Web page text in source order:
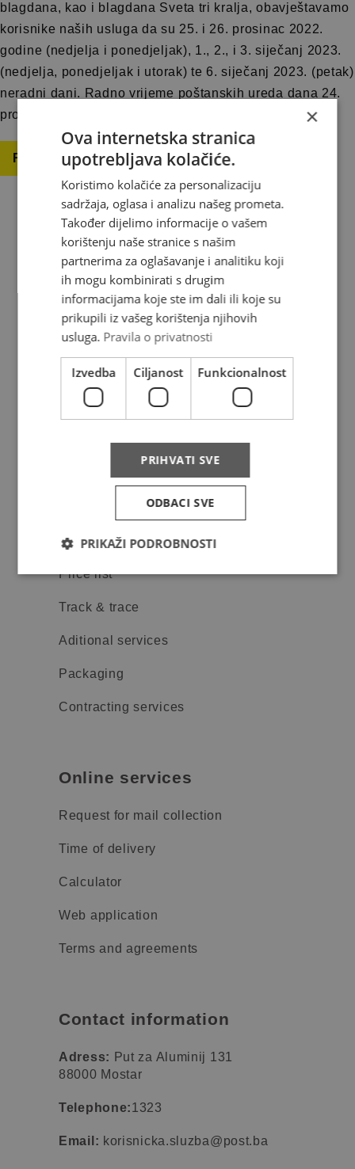
blagdana, kao i blagdana Sveta tri kralja, obavještavamo
korisnike naših usluga da su 25. i 26. prosinac 2022.
godine (nedjelja i ponedjeljak), 1., 2., i 3. siječanj 2023.
(nedjelja, ponedjeljak i utorak) te 6. siječanj 2023. (petak)
neradni dani. Radno vrijeme poštanskih ureda dana 24.
prosinca (subota) 2022. godine […]
Read more
About us
Where do we deliver
News
Contact
FAQ
Privacy policy
Services
Price list
Track & trace
Aditional services
Packaging
Contracting services
Online services
Request for mail collection
Time of delivery
Calculator
Web application
Terms and agreements
Contact information
Adress: Put za Aluminij 131
88000 Mostar
Telephone:1323
Email: korisnicka.sluzba@post.ba
×
Ova internetska stranica
upotrebljava kolačiće.
Koristimo kolačiće za personalizaciju
sadržaja, oglasa i analizu našeg prometa.
Također dijelimo informacije o vašem
korištenju naše stranice s našim
partnerima za oglašavanje i analitiku koji
ih mogu kombinirati s drugim
informacijama koje ste im dali ili koje su
prikupili iz vašeg korištenja njihovih
usluga. Pravila o privatnosti
Izvedba Ciljanost Funkcionalnost
PRIHVATI SVE
ODBACI SVE
PRIKAŽI PODROBNOSTI